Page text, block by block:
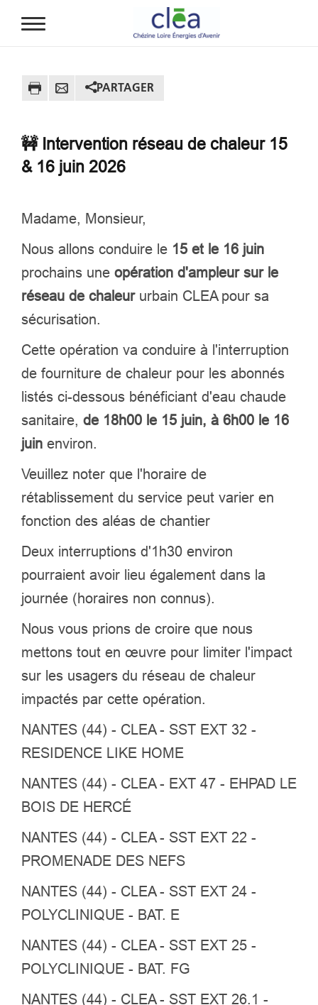
PARTAGER
🚧 Intervention réseau de chaleur 15
& 16 juin 2026
Madame, Monsieur,
Nous allons conduire le 15 et le 16 juin
prochains une opération d'ampleur sur le
réseau de chaleur urbain CLEA pour sa
sécurisation.
Cette opération va conduire à l'interruption
de fourniture de chaleur pour les abonnés
listés ci-dessous bénéficiant d'eau chaude
sanitaire, de 18h00 le 15 juin, à 6h00 le 16
juin environ.
Veuillez noter que l'horaire de
rétablissement du service peut varier en
fonction des aléas de chantier
Deux interruptions d'1h30 environ
pourraient avoir lieu également dans la
journée (horaires non connus).
Nous vous prions de croire que nous
mettons tout en œuvre pour limiter l'impact
sur les usagers du réseau de chaleur
impactés par cette opération.
NANTES (44) - CLEA - SST EXT 32 -
RESIDENCE LIKE HOME
NANTES (44) - CLEA - EXT 47 - EHPAD LE
BOIS DE HERCÉ
NANTES (44) - CLEA - SST EXT 22 -
PROMENADE DES NEFS
NANTES (44) - CLEA - SST EXT 24 -
POLYCLINIQUE - BAT. E
NANTES (44) - CLEA - SST EXT 25 -
POLYCLINIQUE - BAT. FG
NANTES (44) - CLEA - SST EXT 26.1 -